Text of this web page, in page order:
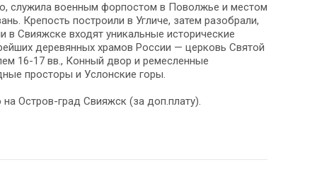
служила военным форпостом в Поволжье и местом
Крепость построили в Угличе, затем разобрали,
в Свияжске входят уникальные исторические
деревянных храмов России — церковь Святой
16-17 вв., Конный двор и ремесленные
просторы и Услонские горы.
Остров-град Свияжск (за доп.плату).